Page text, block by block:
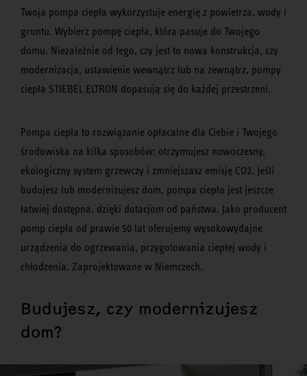
Twoja pompa ciepła wykorzystuje energię z powietrza, wody i
gruntu. Wybierz pompę ciepła, która pasuje do Twojego
domu. Niezależnie od tego, czy jest to nowa konstrukcja, czy
modernizacja, ustawienie wewnątrz lub na zewnątrz, pompy
ciepła STIEBEL ELTRON dopasują się do każdej przestrzeni.
Pompa ciepła to rozwiązanie opłacalne dla Ciebie i Twojego
środowiska na kilka sposobów: otrzymujesz nowoczesny,
ekologiczny system grzewczy i zmniejszasz emisję CO2. Jeśli
budujesz lub modernizujesz dom, pompa ciepła jest jeszcze
łatwiej dostępna, dzięki dotacjom od państwa. Jako producent
pomp ciepła od prawie 50 lat oferujemy wysokowydajne
urządzenia do ogrzewania, przygotowania ciepłej wody i
chłodzenia. Zaprojektowane w Niemczech.
Budujesz, czy modernizujesz
dom?